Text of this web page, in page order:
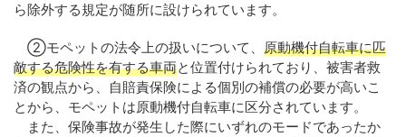
ら除外する規定が随所に設けられています。
②モペットの法令上の扱いについて、 原動機付自転車に匹
敵する危険性を有する車両と位置付けられており、被害者救
済の観点から、自賠責保険による個別の補償の必要が高いこ
とから、モペットは原動機付自転車に区分されています。
また、保険事故が発生した際にいずれのモードであったか